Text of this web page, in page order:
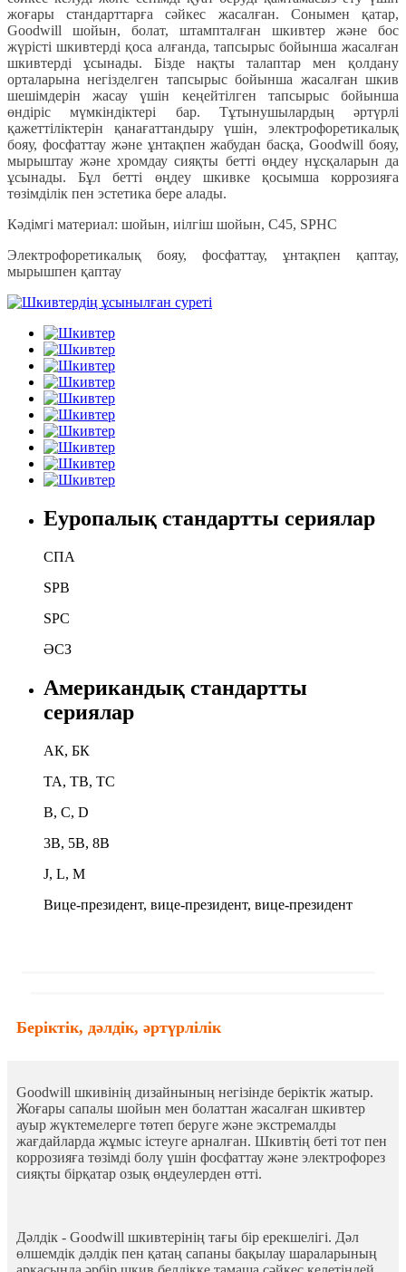
жоғары стандарттарға сәйкес жасалған. Сонымен қатар,
Goodwill шойын, болат, штампталған шкивтер және бос
жүрісті шкивтерді қоса алғанда, тапсырыс бойынша жасалған
шкивтерді ұсынады. Бізде нақты талаптар мен қолдану
орталарына негізделген тапсырыс бойынша жасалған шкив
шешімдерін жасау үшін кеңейтілген тапсырыс бойынша
өндіріс мүмкіндіктері бар. Тұтынушылардың әртүрлі
қажеттіліктерін қанағаттандыру үшін, электрофоретикалық
бояу, фосфаттау және ұнтақпен жабудан басқа, Goodwill бояу,
мырыштау және хромдау сияқты бетті өңдеу нұсқаларын да
ұсынады. Бұл бетті өңдеу шкивке қосымша коррозияға
төзімділік пен эстетика бере алады.
Кәдімгі материал: шойын, иілгіш шойын, C45, SPHC
Электрофоретикалық бояу, фосфаттау, ұнтақпен қаптау,
мырышпен қаптау
Еуропалық стандартты сериялар
СПА
SPB
SPC
ӘСЗ
Американдық стандартты
сериялар
АК, БК
TA, TB, TC
B, C, D
3В, 5В, 8В
J, L, M
Вице-президент, вице-президент, вице-президент
Беріктік, дәлдік, әртүрлілік
Goodwill шкивінің дизайнының негізінде беріктік жатыр.
Жоғары сапалы шойын мен болаттан жасалған шкивтер
ауыр жүктемелерге төтеп беруге және экстремалды
жағдайларда жұмыс істеуге арналған. Шкивтің беті тот пен
коррозияға төзімді болу үшін фосфаттау және электрофорез
сияқты бірқатар озық өңдеулерден өтті.
Дәлдік - Goodwill шкивтерінің тағы бір ерекшелігі. Дәл
өлшемдік дәлдік пен қатаң сапаны бақылау шараларының